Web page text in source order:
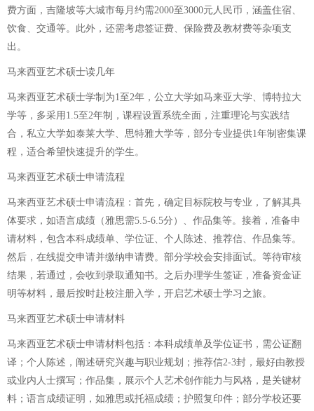
费方面，吉隆坡等大城市每月约需2000至3000元人民币，涵盖住宿、
饮食、交通等。此外，还需考虑签证费、保险费及教材费等杂项支
出。
马来西亚艺术硕士读几年
马来西亚艺术硕士学制为1至2年，公立大学如马来亚大学、博特拉大
学等，多采用1.5至2年制，课程设置系统全面，注重理论与实践结
合，私立大学如泰莱大学、思特雅大学等，部分专业提供1年制密集课
程，适合希望快速提升的学生。
马来西亚艺术硕士申请流程
马来西亚艺术硕士申请流程：首先，确定目标院校与专业，了解其具
体要求，如语言成绩（雅思需5.5-6.5分）、作品集等。接着，准备申
请材料，包含本科成绩单、学位证、个人陈述、推荐信、作品集等。
然后，在线提交申请并缴纳申请费。部分学校会安排面试。等待审核
结果，若通过，会收到录取通知书。之后办理学生签证，准备资金证
明等材料，最后按时赴校注册入学，开启艺术硕士学习之旅。
马来西亚艺术硕士申请材料
马来西亚艺术硕士申请材料包括：本科成绩单及学位证书，需公证翻
译；个人陈述，阐述研究兴趣与职业规划；推荐信2-3封，最好由教授
或业内人士撰写；作品集，展示个人艺术创作能力与风格，是关键材
料；语言成绩证明，如雅思或托福成绩；护照复印件；部分学校还要